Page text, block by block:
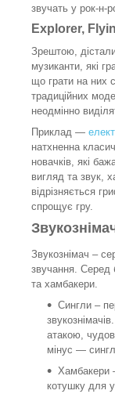
звучать у рок-н-
Explorer,
Зрештою,
музиканти, які
що грати на них
традиційних
неодмінно
Приклад —
натхненна
новачків, які
вигляд та звук,
відрізняється
спрощує гру.
Звукознімач –
звучання. Серед
та хамбакери.
Сингли –
атакою,
мінус —
Хамбакери
котушку для